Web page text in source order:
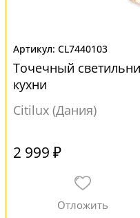
CL7440103
Точечный
кухни
Citilux (Дания)
2 999 ₽